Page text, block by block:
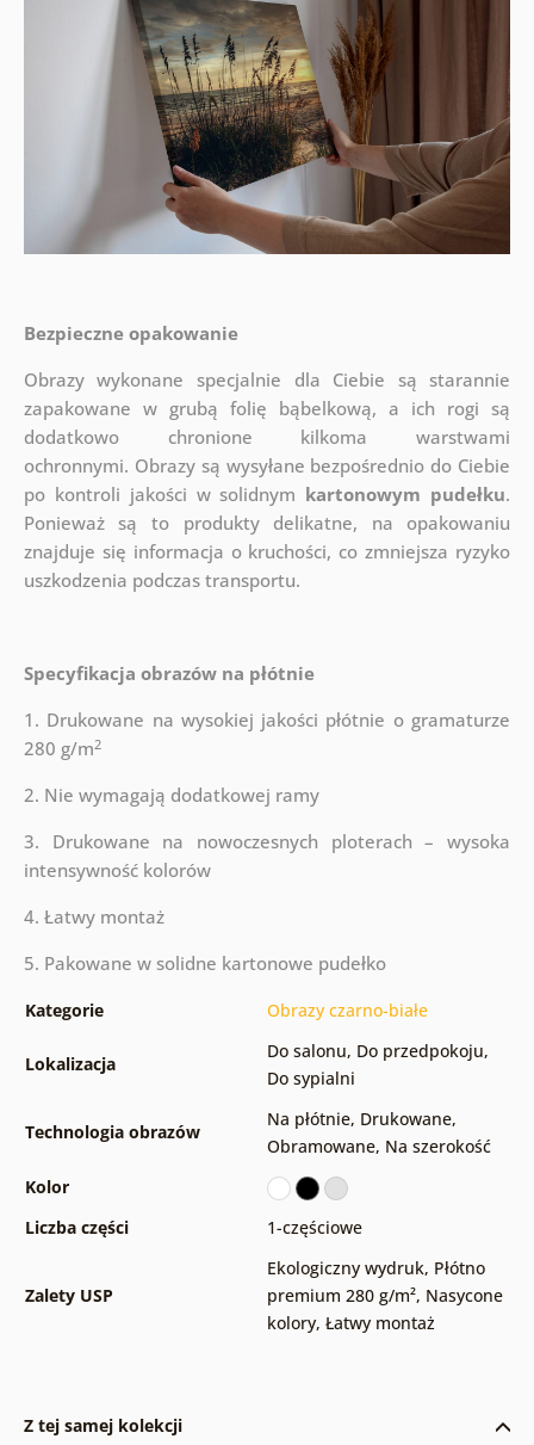
Bezpieczne opakowanie
Obrazy wykonane specjalnie dla Ciebie są starannie
zapakowane w grubą folię bąbelkową, a ich rogi są
dodatkowo chronione kilkoma warstwami
ochronnymi. Obrazy są wysyłane bezpośrednio do Ciebie
po kontroli jakości w solidnym kartonowym pudełku.
Ponieważ są to produkty delikatne, na opakowaniu
znajduje się informacja o kruchości, co zmniejsza ryzyko
uszkodzenia podczas transportu.
Specyfikacja obrazów na płótnie
1. Drukowane na wysokiej jakości płótnie o gramaturze
280 g/m2
2. Nie wymagają dodatkowej ramy
3. Drukowane na nowoczesnych ploterach – wysoka
intensywność kolorów
4. Łatwy montaż
5. Pakowane w solidne kartonowe pudełko
Kategorie Obrazy czarno-białe
Lokalizacja
Do salonu, Do przedpokoju,
Do sypialni
Technologia obrazów
Na płótnie, Drukowane,
Obramowane, Na szerokość
Kolor
Liczba części
1-częściowe
Zalety USP
Ekologiczny wydruk, Płótno
premium 280 g/m², Nasycone
kolory, Łatwy montaż
Z tej samej kolekcji